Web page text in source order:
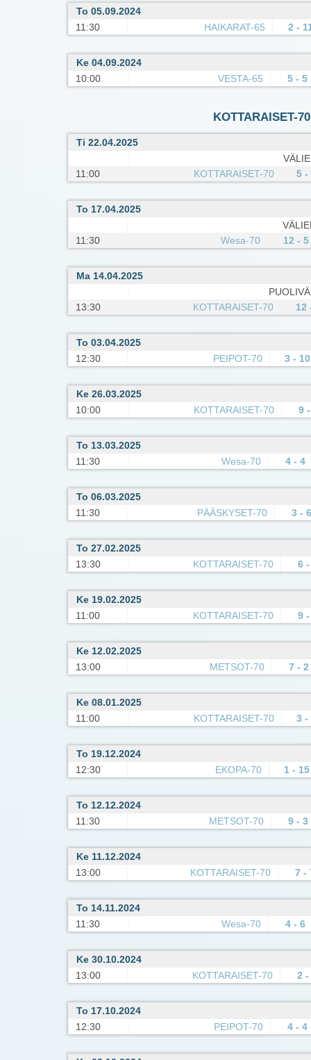
To 05.09.2024
11:30
HAIKARAT-65 2 -
Ke 04.09.2024
10:00
VESTA-65 5 - 5
KOTTARAISET-
Ti 22.04.2025
11:00
KOTTARAISET-70 5 -
To 17.04.2025
11:30
Wesa-70 12 - 5
Ma 14.04.2025
13:30
KOTTARAISET-70 12
To 03.04.2025
12:30
PEIPOT-70 3 - 10
Ke 26.03.2025
10:00
KOTTARAISET-70 9
To 13.03.2025
11:30
Wesa-70 4 - 4
To 06.03.2025
11:30
PÄÄSKYSET-70 3 - 6
To 27.02.2025
13:30
KOTTARAISET-70 6
Ke 19.02.2025
11:00
KOTTARAISET-70 9
Ke 12.02.2025
13:00
METSOT-70 7 - 2
Ke 08.01.2025
11:00
KOTTARAISET-70 3 -
To 19.12.2024
12:30
EKOPA-70 1 - 15
To 12.12.2024
11:30
METSOT-70 9 - 3
Ke 11.12.2024
13:00
KOTTARAISET-70 7 -
To 14.11.2024
11:30
Wesa-70 4 - 6
Ke 30.10.2024
13:00
KOTTARAISET-70 2 -
To 17.10.2024
12:30
PEIPOT-70 4 - 4